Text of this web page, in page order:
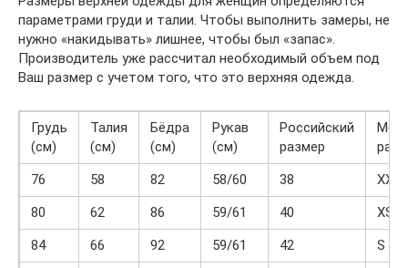
параметрами груди и талии. Чтобы выполнить замеры, не
нужно «накидывать» лишнее, чтобы был «запас».
Производитель уже рассчитал необходимый объем под
Ваш размер с учетом того, что это верхняя одежда.
Грудь
(см)
Талия
(см)
Бёдра
(см)
Рукав
(см)
Российский
размер
76
58 82 58/60 38
XXS
80
62 86 59/61 40
XS
84
66 92 59/61 42
S